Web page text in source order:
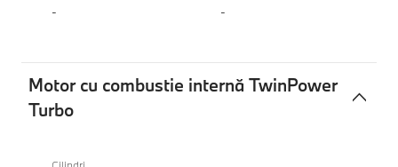
- -
Motor cu combustie internă TwinPower
Turbo